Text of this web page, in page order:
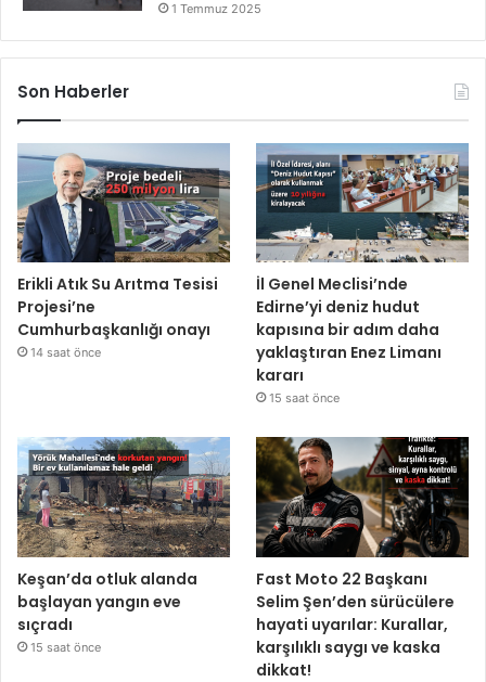
1 Temmuz 2025
Son Haberler
Erikli Atık Su Arıtma Tesisi
Projesi’ne
Cumhurbaşkanlığı onayı
14 saat önce
İl Genel Meclisi’nde
Edirne’yi deniz hudut
kapısına bir adım daha
yaklaştıran Enez Limanı
kararı
15 saat önce
Keşan’da otluk alanda
başlayan yangın eve
sıçradı
15 saat önce
Fast Moto 22 Başkanı
Selim Şen’den sürücülere
hayati uyarılar: Kurallar,
karşılıklı saygı ve kaska
dikkat!